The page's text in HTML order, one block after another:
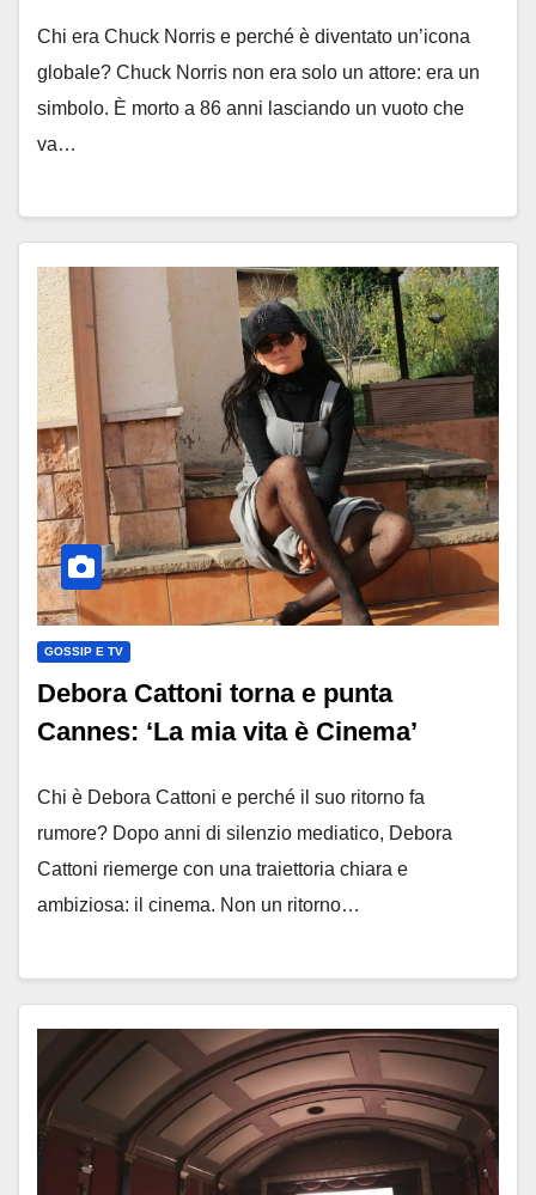
Chi era Chuck Norris e perché è diventato un’icona
globale? Chuck Norris non era solo un attore: era un
simbolo. È morto a 86 anni lasciando un vuoto che
va…
GOSSIP E TV
Debora Cattoni torna e punta
Cannes: ‘La mia vita è Cinema’
Chi è Debora Cattoni e perché il suo ritorno fa
rumore? Dopo anni di silenzio mediatico, Debora
Cattoni riemerge con una traiettoria chiara e
ambiziosa: il cinema. Non un ritorno…